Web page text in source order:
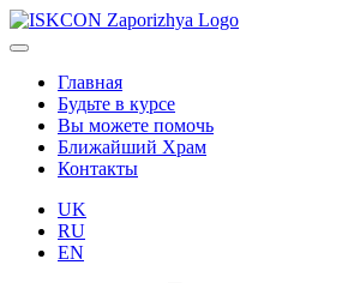
Главная
Будьте в курсе
Вы можете помочь
Ближайший Храм
Контакты
UK
RU
EN